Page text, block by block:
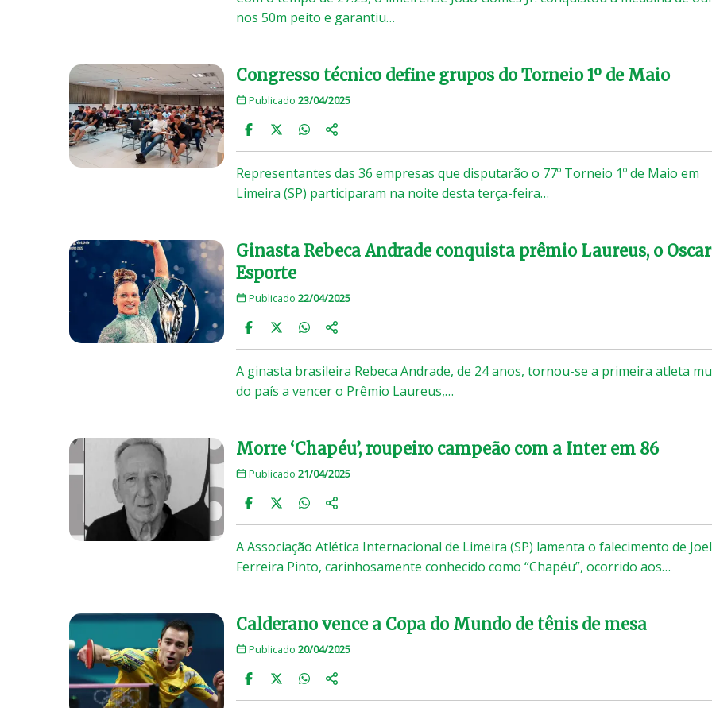
nos 50m peito e garantiu…
Congresso técnico define grupos do Torneio 1º de Maio
Publicado 23/04/2025
Representantes das 36 empresas que disputarão o 77º Torneio 1º de Maio em
Limeira (SP) participaram na noite desta terça-feira…
Ginasta Rebeca Andrade conquista prêmio Laureus, o
Esporte
Publicado 22/04/2025
A ginasta brasileira Rebeca Andrade, de 24 anos, tornou-se a primeira atleta
do país a vencer o Prêmio Laureus,…
Morre ‘Chapéu’, roupeiro campeão com a Inter em 86
Publicado 21/04/2025
A Associação Atlética Internacional de Limeira (SP) lamenta o falecimento de Joel
Ferreira Pinto, carinhosamente conhecido como “Chapéu”, ocorrido aos…
Calderano vence a Copa do Mundo de tênis de mesa
Publicado 20/04/2025